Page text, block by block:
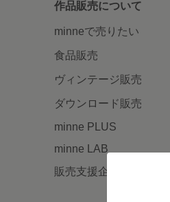
作品販売について
minneで売りたい
食品販売
ヴィンテージ販売
ダウンロード販売
minne PLUS
minne LAB
販売支援企画・イベント